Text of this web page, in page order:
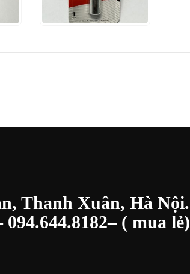
GIỎ HÀNG THÊM VÀO GIỎ HÀNG
XEM NHANH
Thanh Xuân, Hà
094.644.8182– ( mua lẻ)